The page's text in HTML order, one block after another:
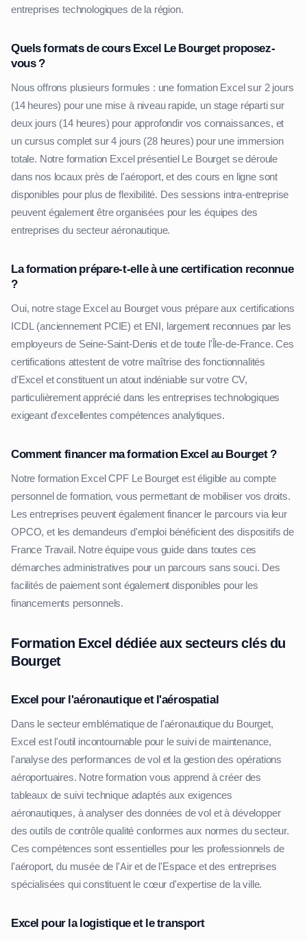
entreprises technologiques de la région.
Quels formats de cours Excel Le Bourget proposez-
vous ?
Nous offrons plusieurs formules : une formation Excel sur 2 jours
(14 heures) pour une mise à niveau rapide, un stage réparti sur
deux jours (14 heures) pour approfondir vos connaissances, et
un cursus complet sur 4 jours (28 heures) pour une immersion
totale. Notre formation Excel présentiel Le Bourget se déroule
dans nos locaux près de l'aéroport, et des cours en ligne sont
disponibles pour plus de flexibilité. Des sessions intra-entreprise
peuvent également être organisées pour les équipes des
entreprises du secteur aéronautique.
La formation prépare-t-elle à une certification reconnue
?
Oui, notre stage Excel au Bourget vous prépare aux certifications
ICDL (anciennement PCIE) et ENI, largement reconnues par les
employeurs de Seine-Saint-Denis et de toute l'Île-de-France. Ces
certifications attestent de votre maîtrise des fonctionnalités
d'Excel et constituent un atout indéniable sur votre CV,
particulièrement apprécié dans les entreprises technologiques
exigeant d'excellentes compétences analytiques.
Comment financer ma formation Excel au Bourget ?
Notre formation Excel CPF Le Bourget est éligible au compte
personnel de formation, vous permettant de mobiliser vos droits.
Les entreprises peuvent également financer le parcours via leur
OPCO, et les demandeurs d'emploi bénéficient des dispositifs de
France Travail. Notre équipe vous guide dans toutes ces
démarches administratives pour un parcours sans souci. Des
facilités de paiement sont également disponibles pour les
financements personnels.
Formation Excel dédiée aux secteurs clés du
Bourget
Excel pour l'aéronautique et l'aérospatial
Dans le secteur emblématique de l'aéronautique du Bourget,
Excel est l'outil incontournable pour le suivi de maintenance,
l'analyse des performances de vol et la gestion des opérations
aéroportuaires. Notre formation vous apprend à créer des
tableaux de suivi technique adaptés aux exigences
aéronautiques, à analyser des données de vol et à développer
des outils de contrôle qualité conformes aux normes du secteur.
Ces compétences sont essentielles pour les professionnels de
l'aéroport, du musée de l'Air et de l'Espace et des entreprises
spécialisées qui constituent le cœur d'expertise de la ville.
Excel pour la logistique et le transport